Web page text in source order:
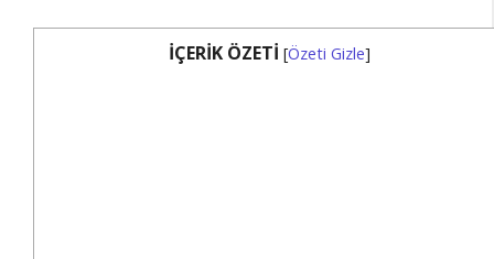
İÇERİK ÖZETİ [Özeti Gizle]